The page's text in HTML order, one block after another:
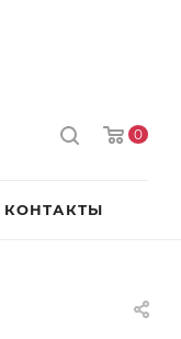
0
КОНТАКТЫ